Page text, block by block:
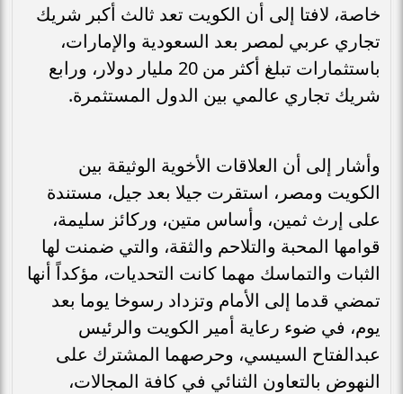
خاصة، لافتا إلى أن الكويت تعد ثالث أكبر شريك
تجاري عربي لمصر بعد السعودية والإمارات،
باستثمارات تبلغ أكثر من 20 مليار دولار، ورابع
شريك تجاري عالمي بين الدول المستثمرة.
وأشار إلى أن العلاقات الأخوية الوثيقة بين
الكويت ومصر، استقرت جيلا بعد جيل، مستندة
على إرث ثمين، وأساس متين، وركائز سليمة،
قوامها المحبة والتلاحم والثقة، والتي ضمنت لها
الثبات والتماسك مهما كانت التحديات، مؤكداً أنها
تمضي قدما إلى الأمام وتزداد رسوخا يوما بعد
يوم، في ضوء رعاية أمير الكويت والرئيس
عبدالفتاح السيسي، وحرصهما المشترك على
النهوض بالتعاون الثنائي في كافة المجالات،